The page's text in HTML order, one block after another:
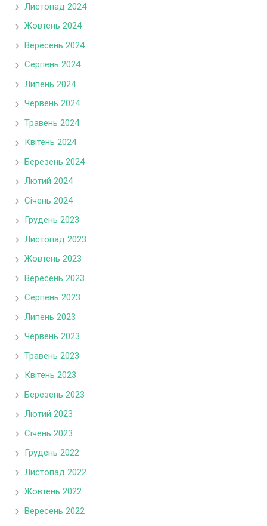
Листопад 2024
Жовтень 2024
Вересень 2024
Серпень 2024
Липень 2024
Червень 2024
Травень 2024
Квітень 2024
Березень 2024
Лютий 2024
Січень 2024
Грудень 2023
Листопад 2023
Жовтень 2023
Вересень 2023
Серпень 2023
Липень 2023
Червень 2023
Травень 2023
Квітень 2023
Березень 2023
Лютий 2023
Січень 2023
Грудень 2022
Листопад 2022
Жовтень 2022
Вересень 2022